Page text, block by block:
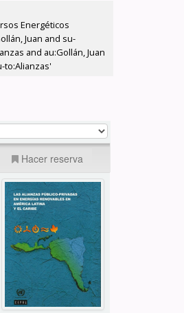
Energéticos
Juan and su-
and au:Gollán, Juan
to:Alianzas'
Hacer reserva